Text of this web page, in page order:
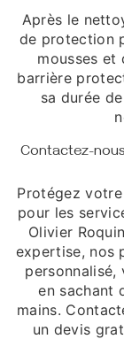
Après le
de protection
mousses et
barrière
sa durée
Contactez-
Protégez
pour les
Olivier
expertise, nos
en sachant
mains.
un devis